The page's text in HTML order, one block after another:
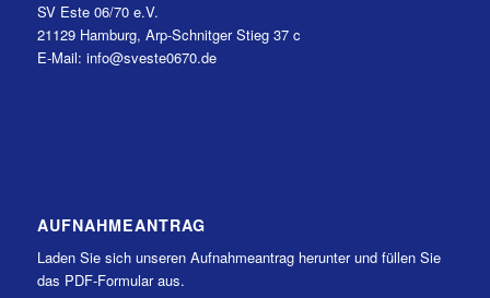
SV Este 06/70 e.V.
21129 Hamburg, Arp-Schnitger Stieg 37 c
E-Mail: info@sveste0670.de
AUFNAHMEANTRAG
Laden Sie sich unseren Aufnahmeantrag herunter und füllen Sie
das PDF-Formular aus.